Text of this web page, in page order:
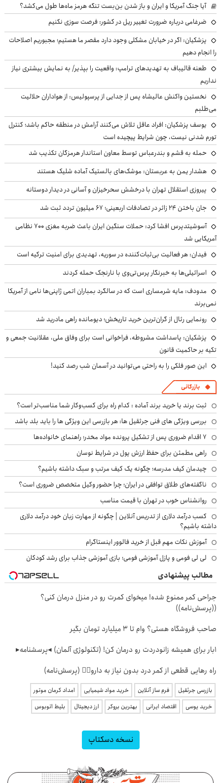
آیا جنگ آمریکا و ایران و باز شدن بن‌بست تنگه هرمز ماه‌ها طول می‌کشد؟
ضرغامی درباره ضرورت تغییر ریل در کشور: فرصت سوزی نکنیم
پزشکیان: اگر در خیابان مشکلی وجود دارد مقصر ما هستیم؛ مجبوریم اصلاحات
را انجام دهیم
طعنه قالیباف به تهدیدهای ترامپ: واقعیت را بپذیر/ به نمایش بیشتری نیاز
نداریم
نخستین واکنش عالیشاه پس از جدایی از پرسپولیس: از هواداران حلالیت
می‌طلبم
یوسف پزشکیان: افراد عاقل تلاش می‌کنند آرامش در منطقه حاکم باشد؛ کنترل
تورم شدنی نیست، چون شرایط پیچیده است
حمله به قشم و بندرعباس توسط معاون استاندار هرمزگان تکذیب شد
هشدار یمن به عربستان: موشک‌های بالستیک آماده شلیک هستند
پیروزی استقلال تهران با درخشش سحرخیزان و آسانی در دیدار دوستانه
جان باختن ۲۴ زائر در تصادفات اربعینی؛ ۶۷ میلیون تردد ثبت شد
آسوشیتدپرس افشا کرد: حملات سنگین ایران باعث ضربه مغزی ۷۰۰ نظامی
آمریکایی شد
فیدان: هر فعالیت بی‌ثبات‌کننده در سوریه، تهدیدی برای امنیت ترکیه است
اسرائیلی‌ها به خبرنگار پرس‌تی‌وی با نارنجک حمله کردند
مدودف: مایه شرمساری است که در سالگرد بمباران اتمی ژاپنی‌ها نامی از آمریکا
نمی‌برند
رونمایی رئال از گران‌ترین خرید تاریخش؛ دیومانده راهی مادرید شد
پزشکیان: پاسداشت مشروطه، فراخوانی است برای وفاق ملی، عقلانیت جمعی و
تکیه بر حاکمیت قانون
این صور فلکی را به راحتی می‌توانید در آسمان شب رصد کنید!
بازرگانی
ثبت برند یا خرید برند آماده : کدام راه برای کسب‌وکار شما مناسب‌تر است؟
بررسی ویژگی های فنی جرثقیل ها: هر بازرسی این ویژگی ها را باید بلد باشد
۷ اقدام ضروری پس از تشکیل پرونده مواد مخدر؛ راهنمای خانواده‌ها
راهی مطمئن برای حفظ ارزش پول در شرایط نوسان
چیدمان کیف مدرسه؛ چگونه یک کیف مرتب و سبک داشته باشیم؟
ناگفته‌های طلاق توافقی در ایران؛ چرا حضور وکیل متخصص ضروری است؟
روانشناس خوب در تهران با قیمت مناسب
کسب درآمد دلاری از تدریس آنلاین | چگونه از مهارت زبان خود درآمد دلاری
داشته باشیم؟
آموزش نکات مهم قبل از خرید فالوور اینستاگرام
لی لی فومی و پازل آموزشی فومی؛ بازی آموزشی جذاب برای رشد کودکان
مطالب پیشنهادی
جراحی کمر ممنوع شده! میخوای کمرت رو در منزل درمان کنی؟
((پرسش‌نامه))
صاحب فروشگاه هستی؟ وام تا ۳ میلیارد تومان بگیر
1بار برای همیشه زانودردت رو درمان کن! (تکنولوژی آلمان) ◂پرسشنامه▸
راه رهایی قطعی از کمر درد بدون نیاز به دارو👈🏻 (پرسش‌نامه)
بازرسی جرثقیل فرم ساز آنلاین خرید مواد شیمیایی
امداد کرمان موتور
خرید یوسی
اقتصاد ایرانی بهترین بروکر ارز دیجیتال بلیط اتوبوس
نسخه دسکتاپ